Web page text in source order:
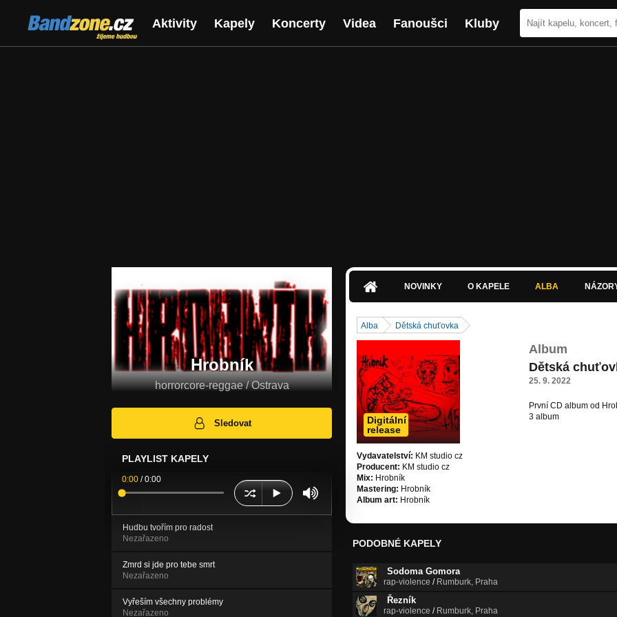
Bandzone.cz
žijeme hudbou
Aktivity Kapely Koncerty Videa Fanoušci Kluby
Hrobník
horrorcore-reggae / Ostrava
Sledovat
PLAYLIST KAPELY
0:00 /0:00
Hudbu tvořím pro radost
Nezařazeno
Zmrd si jde pro tebe smrt
Nezařazeno
Vyřeším všechny problémy
Nezařazeno
NOVINKY O KAPELE ALBA
Alba Dětská chuťovka
Digitální
release
Vydavatelství: KM studio cz
Producent: KM studio cz
Mix: Hrobník
Mastering: Hrobník
Album art: Hrobník
Album
Dětská
25. 9. 2022
První CD album od
3 album
PODOBNÉ KAPELY
Sodoma Gomora
rap-violence / Rumburk, Praha
Řezník
rap-violence / Rumburk, Praha